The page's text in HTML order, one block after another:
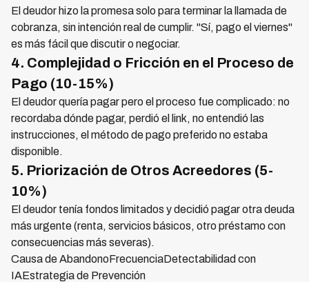
El deudor hizo la promesa solo para terminar la llamada de
cobranza, sin intención real de cumplir. "Sí, pago el viernes"
es más fácil que discutir o negociar.
4. Complejidad o Fricción en el Proceso de
Pago (10-15%)
El deudor quería pagar pero el proceso fue complicado: no
recordaba dónde pagar, perdió el link, no entendió las
instrucciones, el método de pago preferido no estaba
disponible.
5. Priorización de Otros Acreedores (5-
10%)
El deudor tenía fondos limitados y decidió pagar otra deuda
más urgente (renta, servicios básicos, otro préstamo con
consecuencias más severas).
Causa de AbandonoFrecuenciaDetectabilidad con
IAEstrategia de Prevención